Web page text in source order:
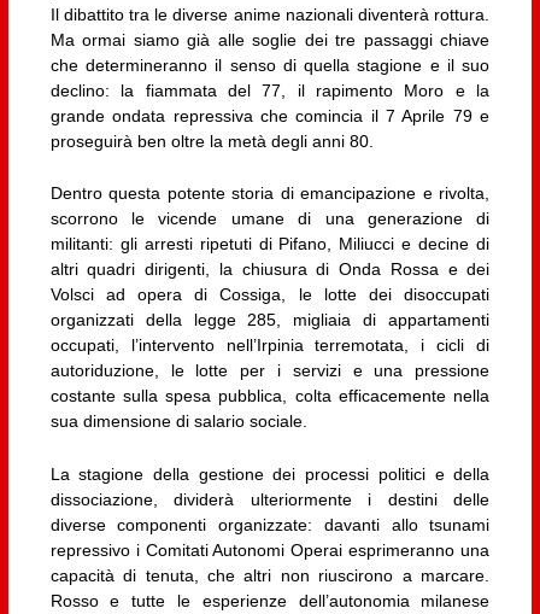
Il dibattito tra le diverse anime nazionali diventerà rottura.
Ma ormai siamo già alle soglie dei tre passaggi chiave
che determineranno il senso di quella stagione e il suo
declino: la fiammata del 77, il rapimento Moro e la
grande ondata repressiva che comincia il 7 Aprile 79 e
proseguirà ben oltre la metà degli anni 80.
Dentro questa potente storia di emancipazione e rivolta,
scorrono le vicende umane di una generazione di
militanti: gli arresti ripetuti di Pifano, Miliucci e decine di
altri quadri dirigenti, la chiusura di Onda Rossa e dei
Volsci ad opera di Cossiga, le lotte dei disoccupati
organizzati della legge 285, migliaia di appartamenti
occupati, l’intervento nell’Irpinia terremotata, i cicli di
autoriduzione, le lotte per i servizi e una pressione
costante sulla spesa pubblica, colta efficacemente nella
sua dimensione di salario sociale.
La stagione della gestione dei processi politici e della
dissociazione, dividerà ulteriormente i destini delle
diverse componenti organizzate: davanti allo tsunami
repressivo i Comitati Autonomi Operai esprimeranno una
capacità di tenuta, che altri non riuscirono a marcare.
Rosso e tutte le esperienze dell’autonomia milanese